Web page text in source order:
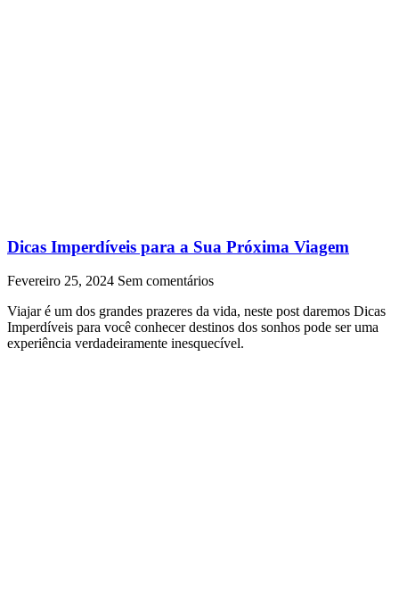
Dicas Imperdíveis para a Sua Próxima Viagem
Fevereiro 25, 2024 Sem comentários
Viajar é um dos grandes prazeres da vida, neste post daremos Dicas
Imperdíveis para você conhecer destinos dos sonhos pode ser uma
experiência verdadeiramente inesquecível.